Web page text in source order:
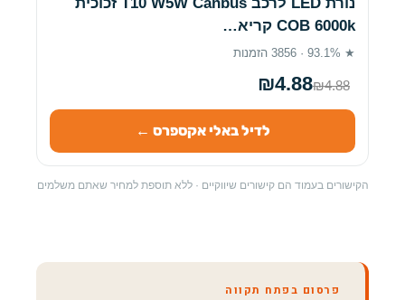
COB 6000k קריא…
★ 93.1% · 3856 הזמנות
₪4.88₪4.88
לדיל באלי אקספרס ←
הקישורים בעמוד הם קישורים שיווקיים · ללא תוספת למחיר שאתם משלמים
פרסום בפתח תקווה